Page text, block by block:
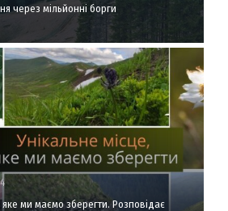
через мільйонні борги
ми маємо зберегти. Розповідає